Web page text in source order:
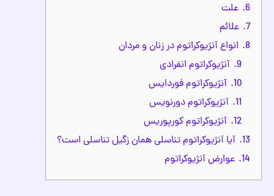
6. علت
7. علائم
8. انواع آنژیوکراتوم در زنان و مردان
9. آنژیوکراتوم انفرادی
10. آنژیوکراتوم فوردایس
11. آنژیوکراتوم دورنویس
12. آنژیوکراتوم کورپوریس
13. آیا آنژیوکراتوم تناسلی همان زگیل تناسلی است؟
14. عوارض آنژیوکراتوم